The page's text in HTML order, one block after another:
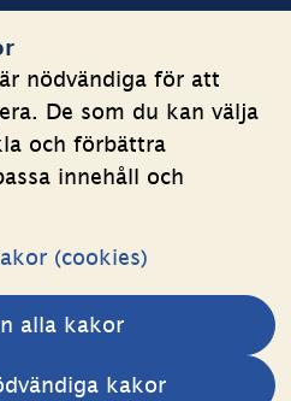
nödvändiga för att
De som du kan välja
och förbättra
innehåll och
(cookies)
alla kakor
kakor